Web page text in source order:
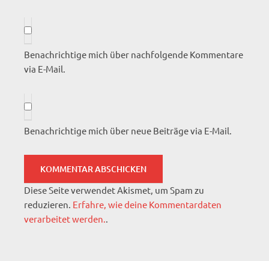
Benachrichtige mich über nachfolgende Kommentare
via E-Mail.
Benachrichtige mich über neue Beiträge via E-Mail.
Diese Seite verwendet Akismet, um Spam zu
reduzieren. Erfahre, wie deine Kommentardaten
verarbeitet werden..